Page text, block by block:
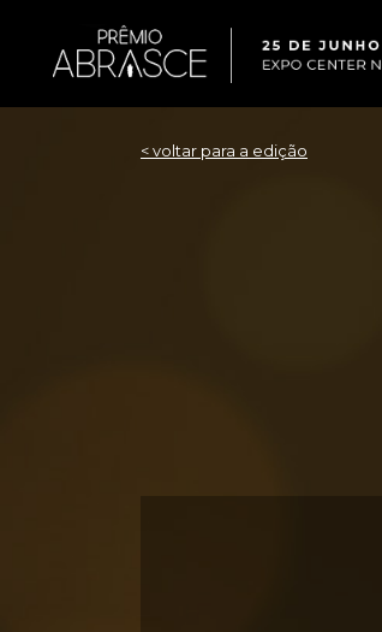
< voltar para a edição